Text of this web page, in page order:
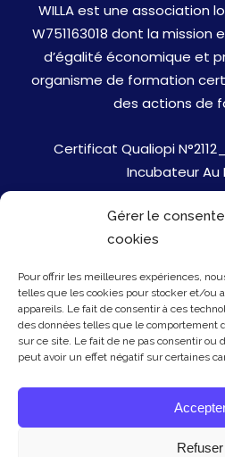
Gérer le
cookies
Pour offrir les meilleures expériences,
telles que les cookies pour stocker et/ou
appareils. Le fait de consentir à ces
des données telles que le comportement
sur ce site. Le fait de ne pas consentir ou
peut avoir un effet négatif sur certaines
Refuser
WILLA est une association
W751163018 dont la mission
d’égalité économique et
organisme de formation
des actions de
Certificat Qualiopi
Incubateur Au